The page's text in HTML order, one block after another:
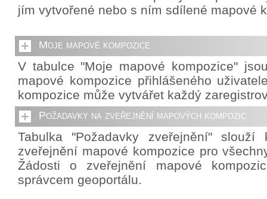
jím vytvořené nebo s ním sdílené mapové
Moje mapové kompozice
V tabulce "Moje mapové kompozice"
mapové kompozice přihlášeného
kompozice může vytvářet každý
Požadavky na zveřejnění mapových kompozic
Tabulka "Požadavky zveřejnění"
zveřejnění mapové kompozice pro
Žádosti o zveřejnění mapové
správcem geoportálu.